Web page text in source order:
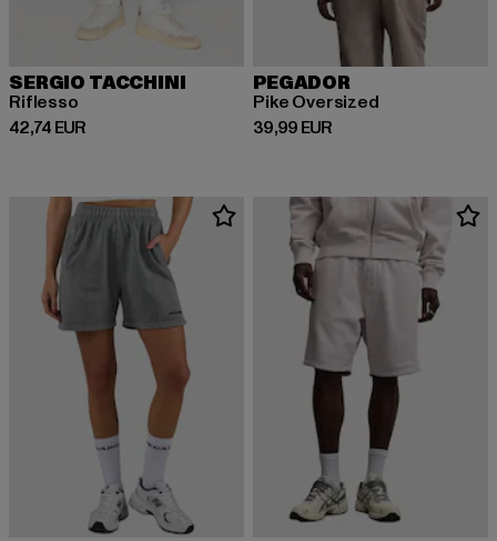
SERGIO TACCHINI
Riflesso
42,74 EUR
Derzeitiger Preis: 42,74 EUR
PEGADOR
Pike Oversized
39,99 EUR
Derzeitiger Preis: 39,99 EUR